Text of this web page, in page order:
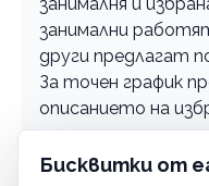
Бисквитки от
занимални
други предлагат
За точен график
описанието на
Може ли
по всяко време?